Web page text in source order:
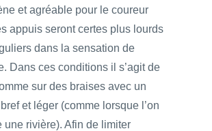
et agréable pour le coureur
appuis seront certes plus lourds
dans la sensation de
Dans ces conditions il s’agit de
sur des braises avec un
et léger (comme lorsque l’on
une rivière). Afin de limiter